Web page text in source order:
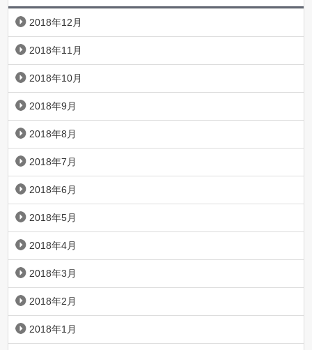
2018年12月
2018年11月
2018年10月
2018年9月
2018年8月
2018年7月
2018年6月
2018年5月
2018年4月
2018年3月
2018年2月
2018年1月